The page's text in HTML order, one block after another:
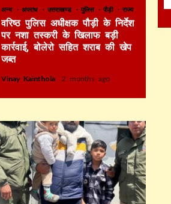
अन्य अपराध उत्तराखण्ड पुलिस पौड़ी राज्य
वरिष्ठ पुलिस अधीक्षक पौड़ी के निर्देश
पर नशा तस्करी के खिलाफ बड़ी
कार्रवाई, बोलेरो सहित शराब की खेप
जब्त
Vinay Kainthola 2 months ago